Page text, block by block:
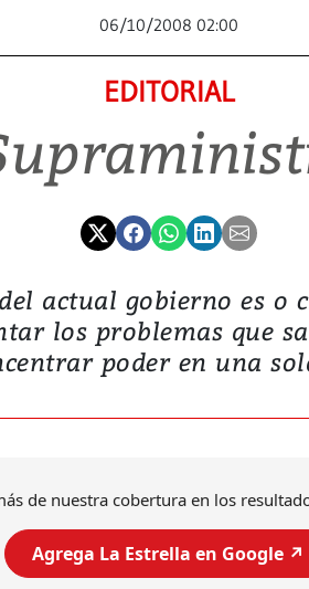
06/10/2008 02:00
EDITORIAL
actual gobierno es o
los problemas que
poder en una
de nuestra cobertura en los
Agrega La Estrella en Google ↗️